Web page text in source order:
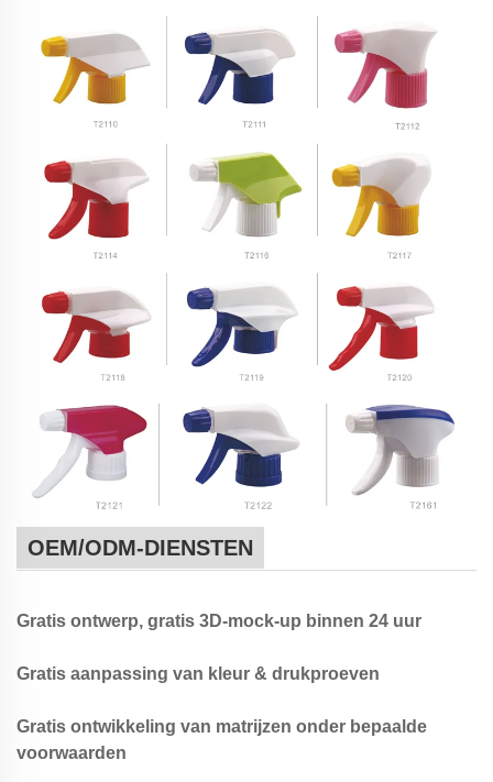
OEM/ODM-DIENSTEN
Gratis ontwerp, gratis 3D-mock-up binnen 24 uur
Gratis aanpassing van kleur & drukproeven
Gratis ontwikkeling van matrijzen onder bepaalde
voorwaarden